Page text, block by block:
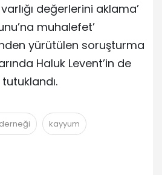
değerlerini aklama’
muhalefet’
yürütülen soruşturma
Haluk Levent’in de
kayyum